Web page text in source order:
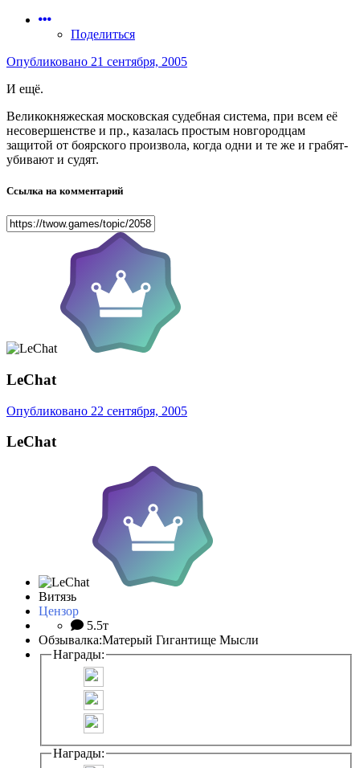
Поделиться
Опубликовано 21 сентября, 2005
И ещё.
Великокняжеская московская судебная система, при всем её
несовершенстве и пр., казалась простым новгородцам
защитой от боярского произвола, когда одни и те же и грабят-
убивают и судят.
Ссылка на комментарий
LeChat
Опубликовано 22 сентября, 2005
LeChat
Витязь
Цензор
5.5т
Обзывалка:Матерый Гигантище Мысли
Награды:
Награды: